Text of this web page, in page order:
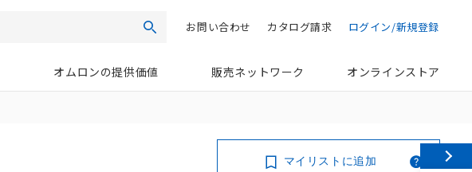
検索 ログイン/新規登録
カタログ請求
お問い合わせ
オムロンの提供価値 販売ネットワーク オンラインストア
マイリストに追加